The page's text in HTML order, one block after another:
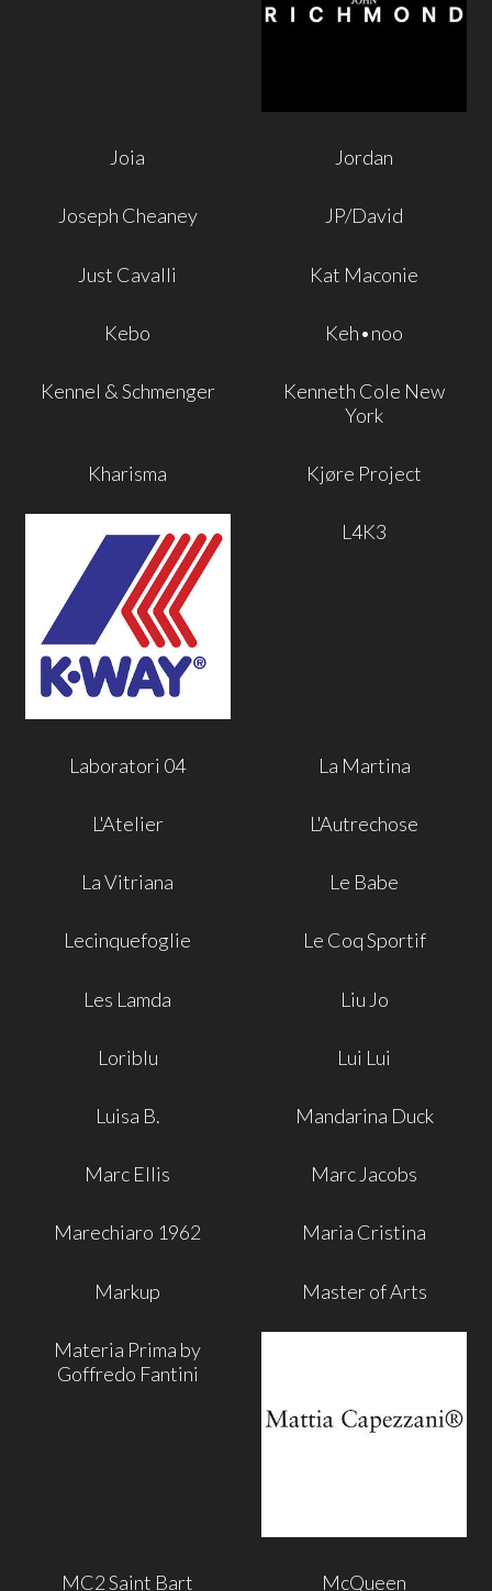
Joia Jordan
Joseph Cheaney JP/David
Just Cavalli Kat Maconie
Kebo Keh•noo
Kennel & Schmenger
Kenneth Cole New
York
Kharisma Kjøre Project
L4K3
Laboratori 04 La Martina
L'Atelier L'Autrechose
La Vitriana Le Babe
Lecinquefoglie Le Coq Sportif
Les Lamda Liu Jo
Loriblu Lui Lui
Luisa B. Mandarina Duck
Marc Ellis Marc Jacobs
Marechiaro 1962 Maria Cristina
Markup Master of Arts
Materia Prima by
Goffredo Fantini
MC2 Saint Bart McQueen